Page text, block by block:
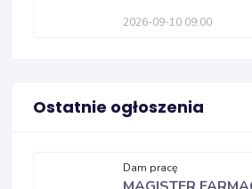
2026-09-10 09:00
Ostatnie ogłoszenia
Dam pracę